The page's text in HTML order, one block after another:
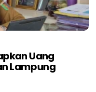
Uang
Lampung